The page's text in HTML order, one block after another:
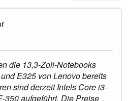
die 13,3-Zoll-Notebooks
E325 von Lenovo bereits
sind derzeit Intels Core i3-
350 aufgeführt. Die Preise